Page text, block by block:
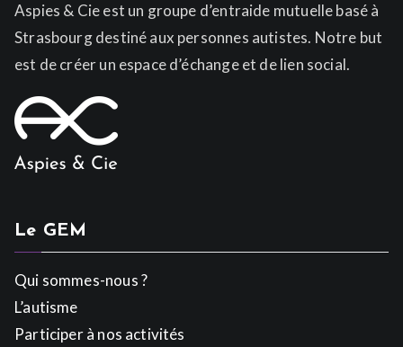
Aspies & Cie est un groupe d’entraide mutuelle basé à
Strasbourg destiné aux personnes autistes. Notre but
est de créer un espace d’échange et de lien social.
Le GEM
Qui sommes-nous ?
L’autisme
Participer à nos activités